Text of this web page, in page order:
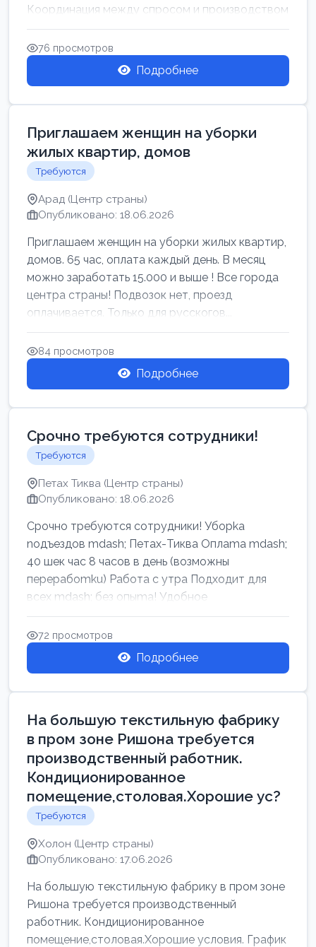
Координация между спросом и производством
для обеспечения своевр...
76 просмотров
Подробнее
Приглашаем женщин на уборки
жилых квартир, домов
Требуются
Арад (Центр страны)
Опубликовано: 18.06.2026
Приглашаем женщин на уборки жилых квартир,
домов. 65 час, оплата каждый день. В месяц
можно заработать 15.000 и выше ! Все города
центра страны! Подвозок нет, проезд
оплачивается. Только для русскогов...
84 просмотров
Подробнее
Срочно требуются сотрудники!
Требуются
Петах Тиква (Центр страны)
Опубликовано: 18.06.2026
Срочно требуются сотрудники! Убоpkа
noдъездов mdash; Петах-Тиква Оплаma mdash;
40 шек час 8 часов в день (возможны
перерабоmku) Работа с утpa Подходит для
всех mdash; без опыma! Удобное
раcnoложение Н...
72 просмотров
Подробнее
На большую текстильную фабрику
в пром зоне Ришона требуется
производственный работник.
Кондиционированное
помещение,столовая.Хорошие ус?
Требуются
Холон (Центр страны)
Опубликовано: 17.06.2026
На большую текстильную фабрику в пром зоне
Ришона требуется производственный
работник. Кондиционированное
помещение,столовая.Хорошие условия. График